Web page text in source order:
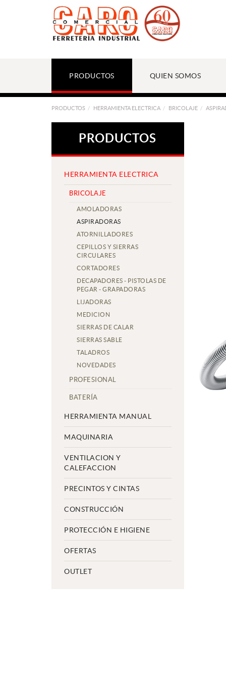
PRODUCTOS QUIEN SOMOS
PRODUCTOS HERRAMIENTA ELECTRICA BRICOLAJE
PRODUCTOS
HERRAMIENTA ELECTRICA
BRICOLAJE
AMOLADORAS
ASPIRADORAS
ATORNILLADORES
CEPILLOS Y SIERRAS
CIRCULARES
CORTADORES
DECAPADORES - PISTOLAS DE
PEGAR - GRAPADORAS
LIJADORAS
MEDICION
SIERRAS DE CALAR
SIERRAS SABLE
TALADROS
NOVEDADES
PROFESIONAL
BATERÍA
HERRAMIENTA MANUAL
MAQUINARIA
VENTILACION Y
CALEFACCION
PRECINTOS Y CINTAS
CONSTRUCCIÓN
PROTECCIÓN E HIGIENE
OFERTAS
OUTLET